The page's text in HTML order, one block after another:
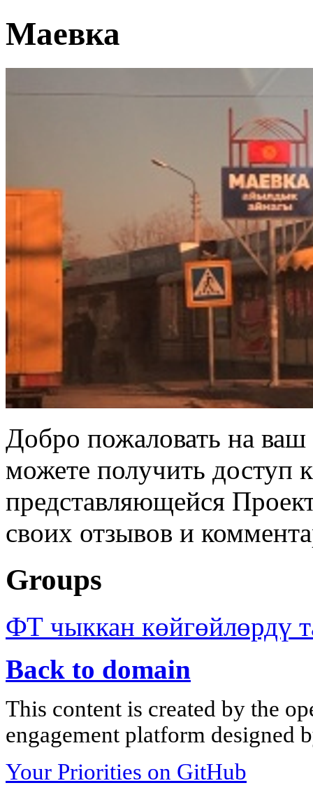
Маевка
Добро пожаловать на
можете получить доступ
представляющейся
своих отзывов и
Groups
ФТ чыккан көйгөйлөрдү
Back to domain
This content is created by the
engagement platform designed
Your Priorities on GitHub